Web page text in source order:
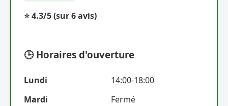
⭐ 4.3/5(sur 6 avis)
🕒 Horaires d'ouverture
Lundi
14:00-18:00
Mardi
Fermé